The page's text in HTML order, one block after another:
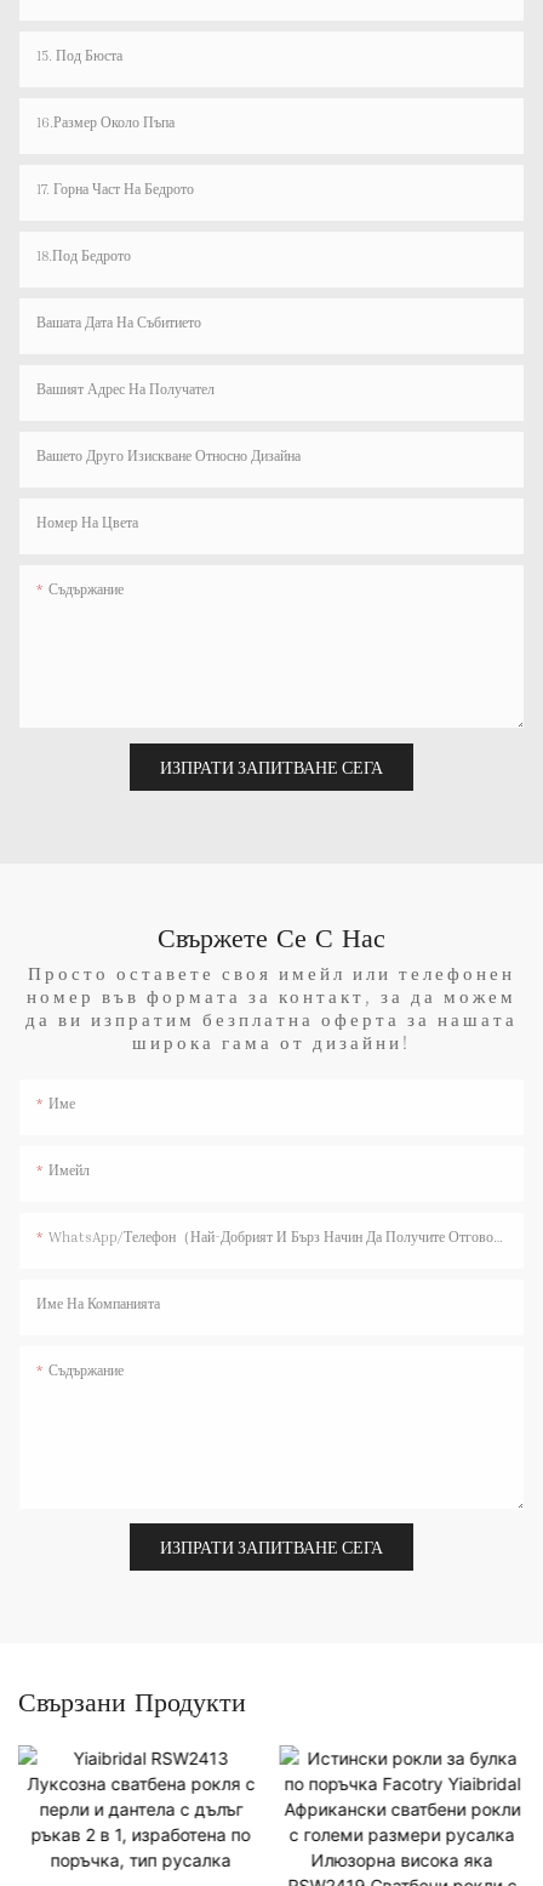
15. Под Бюста
16.Размер Около Пъпа
17. Горна Част На Бедрото
18.Под Бедрото
Вашата Дата На Събитието
Вашият Адрес На Получател
Вашето Друго Изискване Относно Дизайна
Номер На Цвета
Съдържание
ИЗПРАТИ ЗАПИТВАНЕ СЕГА
Свържете Се С Нас
Просто оставете своя имейл или телефонен
номер във формата за контакт, за да можем
да ви изпратим безплатна оферта за нашата
широка гама от дизайни!
Име
Имейл
WhatsApp/телефон（Най-Добрият И Бърз Начин Да Получите Отговор）
Име На Компанията
Съдържание
ИЗПРАТИ ЗАПИТВАНЕ СЕГА
Свързани Продукти